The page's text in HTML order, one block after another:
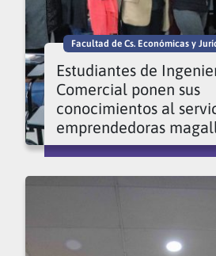
Facultad de Cs. Económicas y
Estudiantes de
Comercial ponen sus
conocimientos al
emprendedoras